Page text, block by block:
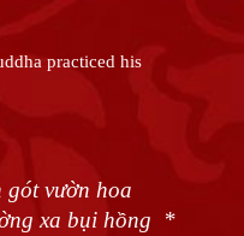
practiced his
gót vườn hoa
xa bụi hồng *